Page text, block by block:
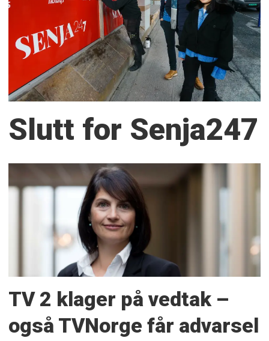
Slutt for Senja247
TV 2 klager på vedtak –
også TVNorge får advarsel